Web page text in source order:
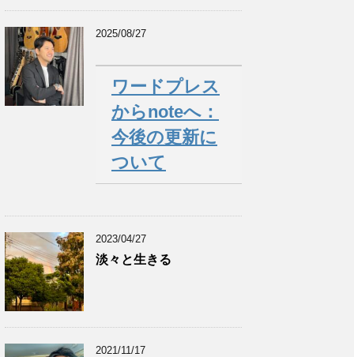
2025/08/27
ワードプレス
からnoteへ：
今後の更新に
ついて
2023/04/27
淡々と生きる
2021/11/17